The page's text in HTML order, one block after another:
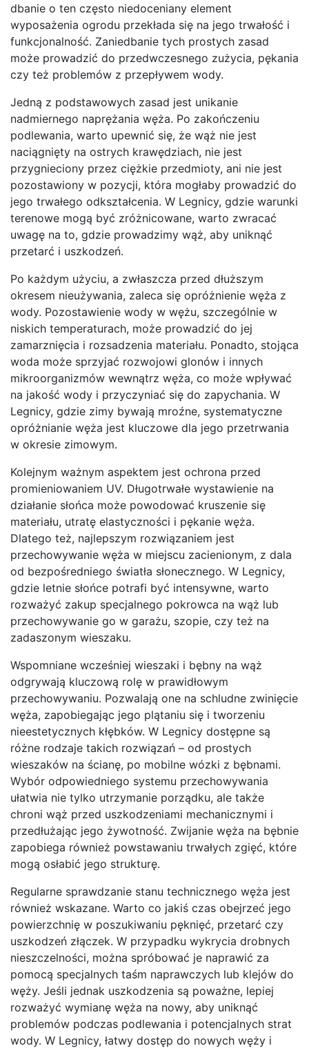
dbanie o ten często niedoceniany element
wyposażenia ogrodu przekłada się na jego trwałość i
funkcjonalność. Zaniedbanie tych prostych zasad
może prowadzić do przedwczesnego zużycia, pękania
czy też problemów z przepływem wody.
Jedną z podstawowych zasad jest unikanie
nadmiernego naprężania węża. Po zakończeniu
podlewania, warto upewnić się, że wąż nie jest
naciągnięty na ostrych krawędziach, nie jest
przygnieciony przez ciężkie przedmioty, ani nie jest
pozostawiony w pozycji, która mogłaby prowadzić do
jego trwałego odkształcenia. W Legnicy, gdzie warunki
terenowe mogą być zróżnicowane, warto zwracać
uwagę na to, gdzie prowadzimy wąż, aby uniknąć
przetarć i uszkodzeń.
Po każdym użyciu, a zwłaszcza przed dłuższym
okresem nieużywania, zaleca się opróżnienie węża z
wody. Pozostawienie wody w wężu, szczególnie w
niskich temperaturach, może prowadzić do jej
zamarznięcia i rozsadzenia materiału. Ponadto, stojąca
woda może sprzyjać rozwojowi glonów i innych
mikroorganizmów wewnątrz węża, co może wpływać
na jakość wody i przyczyniać się do zapychania. W
Legnicy, gdzie zimy bywają mroźne, systematyczne
opróżnianie węża jest kluczowe dla jego przetrwania
w okresie zimowym.
Kolejnym ważnym aspektem jest ochrona przed
promieniowaniem UV. Długotrwałe wystawienie na
działanie słońca może powodować kruszenie się
materiału, utratę elastyczności i pękanie węża.
Dlatego też, najlepszym rozwiązaniem jest
przechowywanie węża w miejscu zacienionym, z dala
od bezpośredniego światła słonecznego. W Legnicy,
gdzie letnie słońce potrafi być intensywne, warto
rozważyć zakup specjalnego pokrowca na wąż lub
przechowywanie go w garażu, szopie, czy też na
zadaszonym wieszaku.
Wspomniane wcześniej wieszaki i bębny na wąż
odgrywają kluczową rolę w prawidłowym
przechowywaniu. Pozwalają one na schludne zwinięcie
węża, zapobiegając jego plątaniu się i tworzeniu
nieestetycznych kłębków. W Legnicy dostępne są
różne rodzaje takich rozwiązań – od prostych
wieszaków na ścianę, po mobilne wózki z bębnami.
Wybór odpowiedniego systemu przechowywania
ułatwia nie tylko utrzymanie porządku, ale także
chroni wąż przed uszkodzeniami mechanicznymi i
przedłużając jego żywotność. Zwijanie węża na bębnie
zapobiega również powstawaniu trwałych zgięć, które
mogą osłabić jego strukturę.
Regularne sprawdzanie stanu technicznego węża jest
również wskazane. Warto co jakiś czas obejrzeć jego
powierzchnię w poszukiwaniu pęknięć, przetarć czy
uszkodzeń złączek. W przypadku wykrycia drobnych
nieszczelności, można spróbować je naprawić za
pomocą specjalnych taśm naprawczych lub klejów do
węży. Jeśli jednak uszkodzenia są poważne, lepiej
rozważyć wymianę węża na nowy, aby uniknąć
problemów podczas podlewania i potencjalnych strat
wody. W Legnicy, łatwy dostęp do nowych węży i